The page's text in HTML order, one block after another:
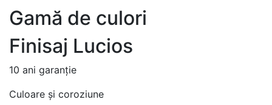
Gamă de culori
Finisaj Lucios
10 ani garanție
Culoare și coroziune